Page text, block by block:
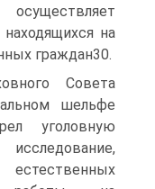
осуществляет
на
граждан30.
Совета
шельфе
уголовную